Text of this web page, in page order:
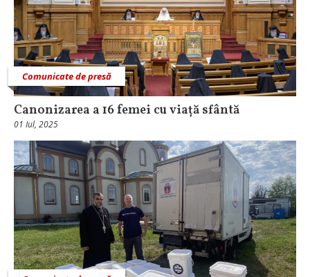
Comunicate de presă
Canonizarea a 16 femei cu viață sfântă
01 Iul, 2025